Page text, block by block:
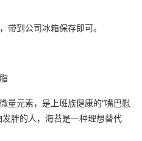
带到公司冰箱保存即可。
量元素，是上班族健康的“嘴巴慰
胖的人，海苔是一种理想替代